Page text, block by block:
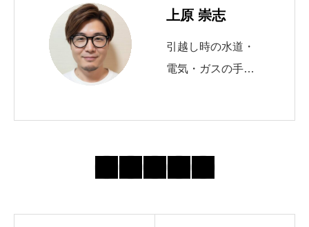
上原 崇志
引越し時の水道・
電気・ガスの手続
の最新動向を追
い、初めてでも迷